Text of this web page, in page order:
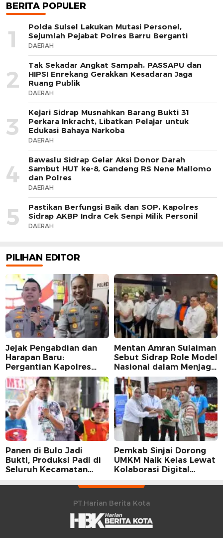
BERITA POPULER
1
Polda Sulsel Lakukan Mutasi Personel,
Sejumlah Pejabat Polres Barru Berganti
DAERAH
2
Tak Sekadar Angkat Sampah, PASSAPU dan
HIPSI Enrekang Gerakkan Kesadaran Jaga
Ruang Publik
DAERAH
3
Kejari Sidrap Musnahkan Barang Bukti 31
Perkara Inkracht, Libatkan Pelajar untuk
Edukasi Bahaya Narkoba
DAERAH
4
Bawaslu Sidrap Gelar Aksi Donor Darah
Sambut HUT ke-8, Gandeng RS Nene Mallomo
dan Polres
DAERAH
5
Pastikan Berfungsi Baik dan SOP, Kapolres
Sidrap AKBP Indra Cek Senpi Milik Personil
DAERAH
PILIHAN EDITOR
Jejak Pengabdian dan
Harapan Baru:
Pergantian Kapolres
Sidrap dalam Perspektif
Karier Dua Perwira
Mentan Amran Sulaiman
Sebut Sidrap Role Model
Nasional dalam Menjaga
Stabilitas Harga Telur
Panen di Bulo Jadi
Bukti, Produksi Padi di
Seluruh Kecamatan
Pemkab Sinjai Dorong
UMKM Naik Kelas Lewat
Kolaborasi Digital
PT.Harian Berita Kota